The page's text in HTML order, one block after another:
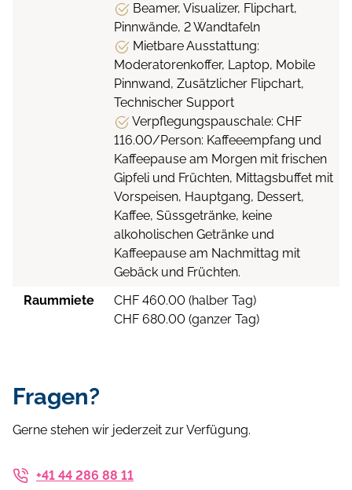
Beamer, Visualizer, Flipchart,
Pinnwände, 2 Wandtafeln
Mietbare Ausstattung:
Moderatorenkoffer, Laptop, Mobile
Pinnwand, Zusätzlicher Flipchart,
Technischer Support
Verpflegungspauschale: CHF
116.00/Person: Kaffeeempfang und
Kaffeepause am Morgen mit frischen
Gipfeli und Früchten, Mittagsbuffet mit
Vorspeisen, Hauptgang, Dessert,
Kaffee, Süssgetränke, keine
alkoholischen Getränke und
Kaffeepause am Nachmittag mit
Gebäck und Früchten.
Raummiete
CHF 460.00 (halber Tag)
CHF 680.00 (ganzer Tag)
Fragen?
Gerne stehen wir jederzeit zur Verfügung.
+41 44 286 88 11